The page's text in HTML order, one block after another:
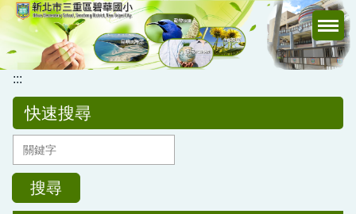
跳
到
主
要
區
:::
快速搜尋
搜尋